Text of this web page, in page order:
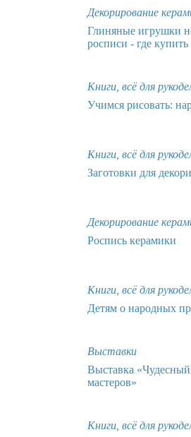
Декорирование
Глиняные игрушки
росписи - где купить
Книги, всё для
Учимся рисовать:
Книги, всё для
Заготовки для
Декорирование
Роспись керамики
Книги, всё для
Детям о народных
Выставки
Выставка
мастеров»
Книги, всё для